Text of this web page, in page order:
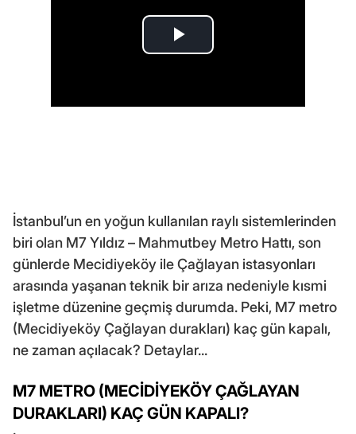
İstanbul’un en yoğun kullanılan raylı sistemlerinden
biri olan M7 Yıldız – Mahmutbey Metro Hattı, son
günlerde Mecidiyeköy ile Çağlayan istasyonları
arasında yaşanan teknik bir arıza nedeniyle kısmi
işletme düzenine geçmiş durumda. Peki, M7 metro
(Mecidiyeköy Çağlayan durakları) kaç gün kapalı,
ne zaman açılacak? Detaylar...
M7 METRO (MECİDİYEKÖY ÇAĞLAYAN
DURAKLARI) KAÇ GÜN KAPALI?